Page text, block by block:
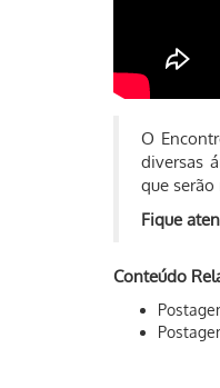
O
diversas
que
Fique
Conteúdo